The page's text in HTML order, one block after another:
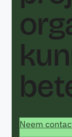
Neem